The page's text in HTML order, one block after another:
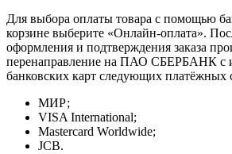
Для выбора оплаты товара с помощью
корзине выберите «Онлайн-оплата».
оформления и подтверждения заказа
перенаправление на ПАО СБЕРБАНК с
банковских карт следующих платёжных
МИР;
VISA International;
Mastercard Worldwide;
JCB.